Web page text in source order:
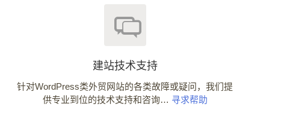
建站技术支持
针对WordPress类外贸网站的各类故障或疑问，我们提
供专业到位的技术支持和咨询… 寻求帮助